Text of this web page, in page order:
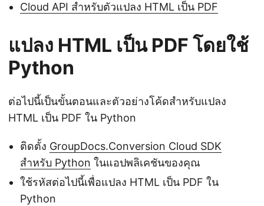
Cloud API สำหรับตัวแปลง HTML เป็น PDF
แปลง HTML เป็น PDF โดยใช้
Python
ต่อไปนี้เป็นขั้นตอนและตัวอย่างโค้ดสำหรับแปลง
HTML เป็น PDF ใน Python
ติดตั้ง GroupDocs.Conversion Cloud SDK
สำหรับ Python ในแอปพลิเคชันของคุณ
ใช้รหัสต่อไปนี้เพื่อแปลง HTML เป็น PDF ใน
Python